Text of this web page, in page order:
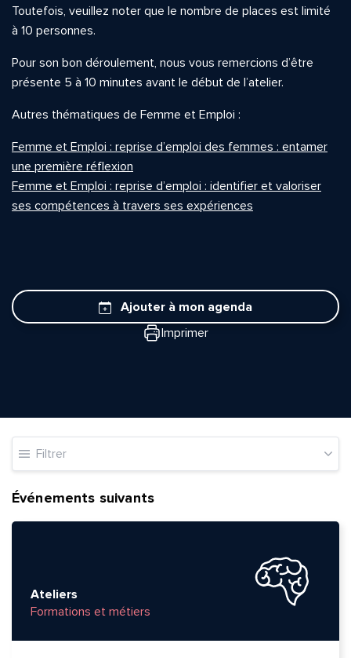
Toutefois, veuillez noter que le nombre de places est limité
à 10 personnes.
Pour son bon déroulement, nous vous remercions d’être
présente 5 à 10 minutes avant le début de l’atelier.
Autres thématiques de Femme et Emploi :
Femme et Emploi : reprise d’emploi des femmes : entamer
une première réflexion
Femme et Emploi : reprise d’emploi : identifier et valoriser
ses compétences à travers ses expériences
Ajouter à mon agenda
Imprimer
Filtrer
Événements suivants
Ateliers
Formations et métiers